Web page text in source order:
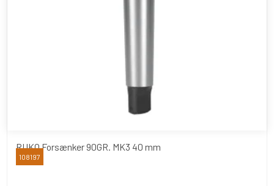
RUKO Forsænker 90GR. MK3 40 mm
RUKO
108197